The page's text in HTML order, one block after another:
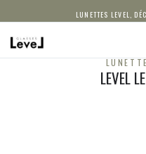
LUNETTES LEVEL,
LEVEL